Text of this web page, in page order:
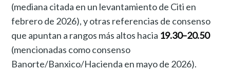
(mediana citada en un levantamiento de Citi en
febrero de 2026), y otras referencias de consenso
que apuntan a rangos más altos hacia 19.30–20.50
(mencionadas como consenso
Banorte/Banxico/Hacienda en mayo de 2026).